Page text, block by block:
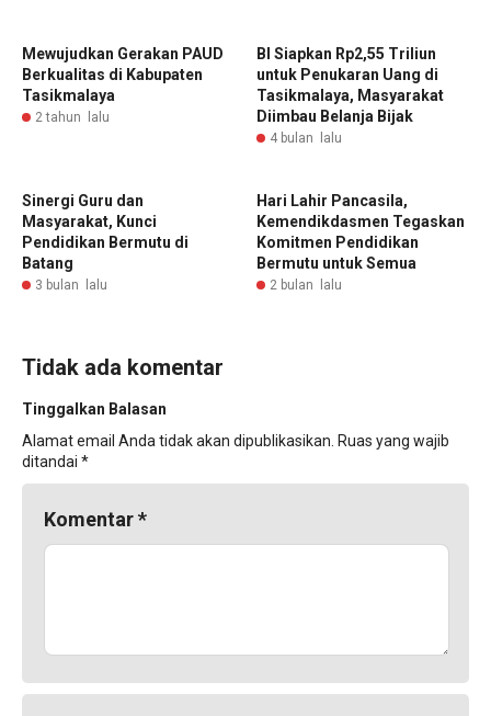
Mewujudkan Gerakan PAUD
Berkualitas di Kabupaten
Tasikmalaya
2 tahun lalu
BI Siapkan Rp2,55 Triliun
untuk Penukaran Uang di
Tasikmalaya, Masyarakat
Diimbau Belanja Bijak
4 bulan lalu
Sinergi Guru dan
Masyarakat, Kunci
Pendidikan Bermutu di
Batang
3 bulan lalu
Hari Lahir Pancasila,
Kemendikdasmen Tegaskan
Komitmen Pendidikan
Bermutu untuk Semua
2 bulan lalu
Tidak ada komentar
Tinggalkan Balasan
Alamat email Anda tidak akan dipublikasikan. Ruas yang wajib
ditandai *
Komentar*